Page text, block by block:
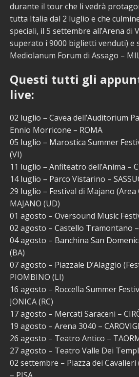
durante il tour che li vedrà
tutta Italia dal 2 luglio e che
speciali, il 5 settembre all’Arena di
superato i 9000 biglietti venduti) e
Mediolanum Forum di Assago –
Questi tutti gli
live:
02 luglio – Cavea dell’Auditorium
Ennio Morricone – ROMA
05 luglio – Marostica Summer
(VI)
11 luglio – Anfiteatro dell’Anima –
14 luglio – Parco Vistarino –
29 luglio – Festival di Majano (Area
MAJANO (UD)
01 agosto – Oversound Music
02 agosto – Castello Tramontano
04 agosto – Banchina San
(BA)
07 agosto – Piazzale D’Alaggio
PIOMBINO (LI)
16 agosto – Roccella Summer
JONICA (RC)
17 agosto – Mercati Saraceni –
19 agosto – Arena 3040 –
26 agosto – Teatro Antico –
27 agosto – Teatro Valle Dei
02 settembre – Piazza dei